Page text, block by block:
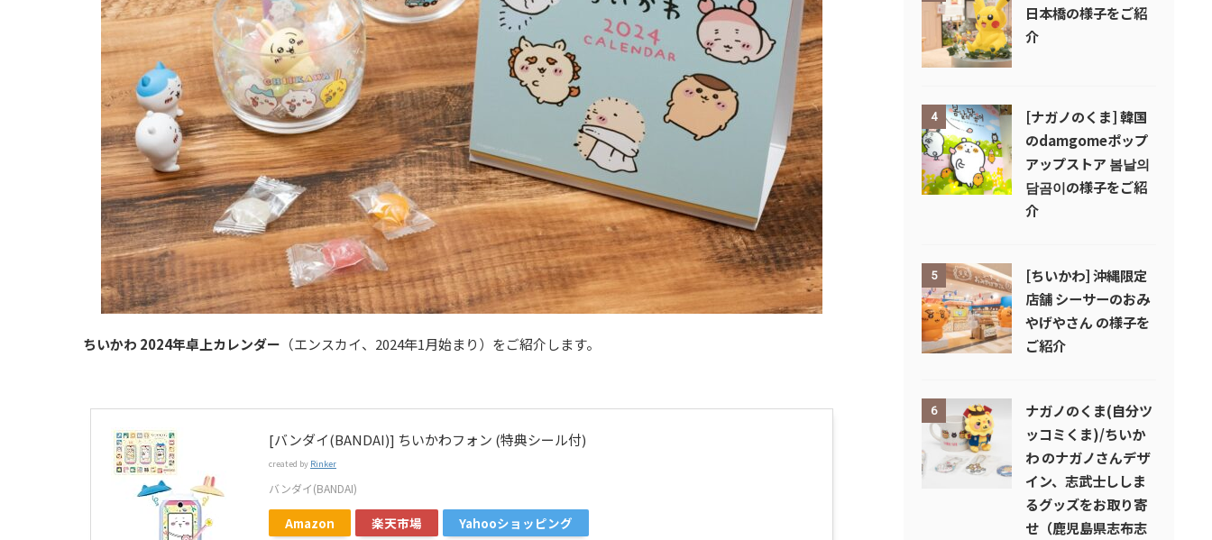
ちいかわ 2024年卓上カレンダー （エンスカイ、2024年1月始まり）をご紹介します。
[バンダイ(BANDAI)] ちいかわフォン (特典シール付)
created by Rinker
バンダイ(BANDAI)
Amazon 楽天市場 Yahooショッピング
日本橋の様子をご紹
介
4
[ナガノのくま] 韓国
のdamgomeポップ
アップストア 봄날의
담곰이の様子をご紹
介
5
[ちいかわ] 沖縄限定
店舗 シーサーのおみ
やげやさん の様子を
ご紹介
6
ナガノのくま(自分ツ
ッコミくま)/ちいか
わ のナガノさんデザ
イン、志武士ししま
るグッズをお取り寄
せ（鹿児島県志布志